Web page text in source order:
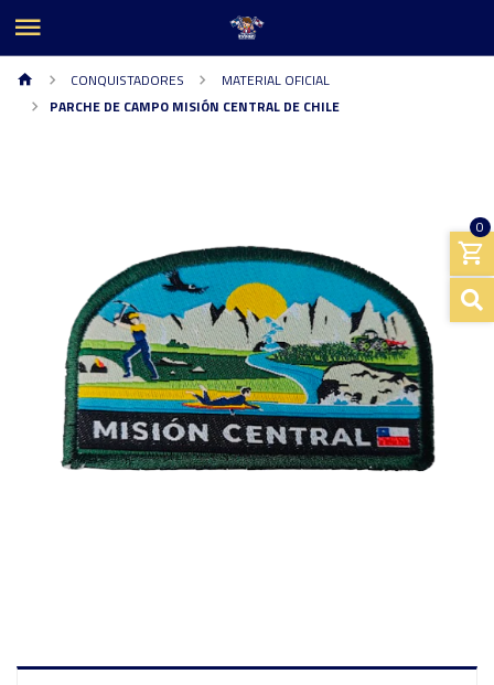
0
CONQUISTADORES
MATERIAL OFICIAL
PARCHE DE CAMPO MISIÓN CENTRAL DE CHILE